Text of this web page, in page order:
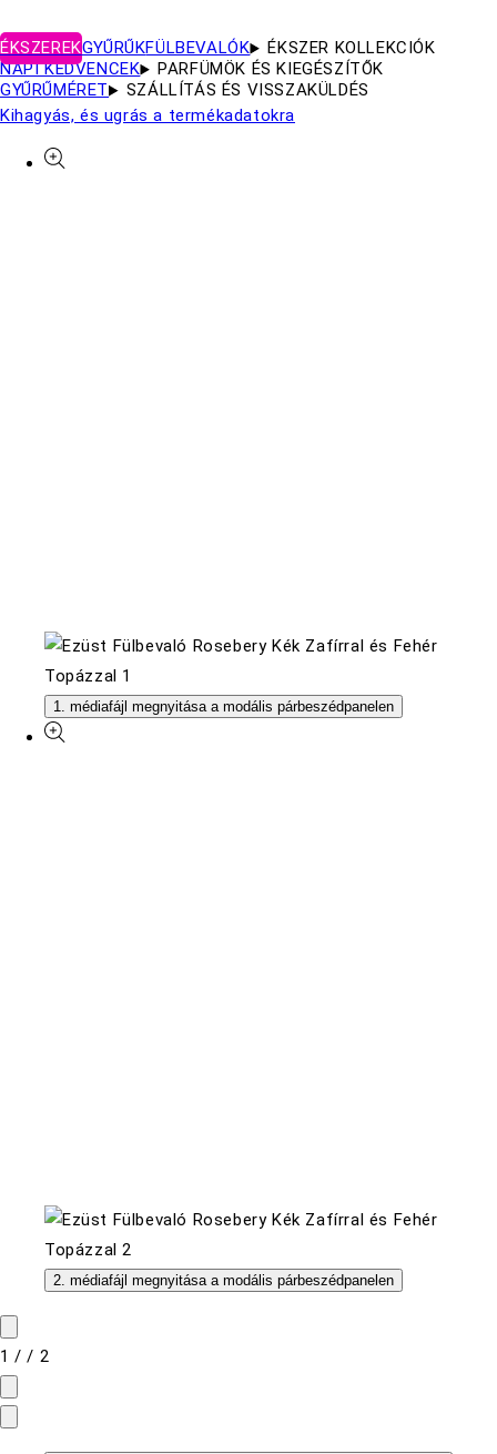
ÉKSZEREKGYŰRŰKFÜLBEVALÓK
ÉKSZER KOLLEKCIÓK
NAPI KEDVENCEK
PARFÜMÖK ÉS KIEGÉSZÍTŐK
GYŰRŰMÉRET
SZÁLLÍTÁS ÉS VISSZAKÜLDÉS
Kihagyás, és ugrás a termékadatokra
1. médiafájl megnyitása a modális párbeszédpanelen
2. médiafájl megnyitása a modális párbeszédpanelen
1 // 2